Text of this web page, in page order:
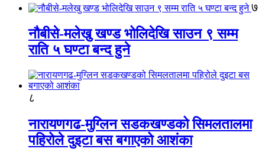
७
नौबीसे-मलेखु खण्ड भोलिदेखि साउन ९ सम्म
राति ५ घण्टा बन्द हुने
८
नारायणगढ-मुग्लिन सडकखण्डको सिमलतालमा
पहिरोले दुइटा बस बगाएको आशंका